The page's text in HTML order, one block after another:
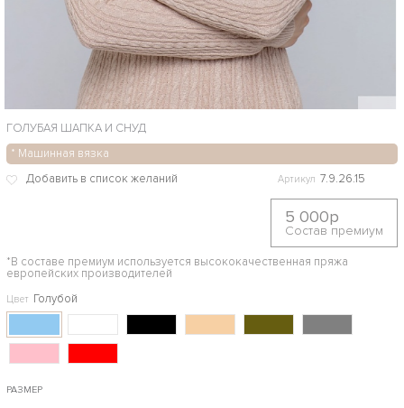
ГОЛУБАЯ ШАПКА И СНУД
* Машинная вязка
Артикул 7.9.26.15
5 000р
Состав премиум
*В составе премиум используется высококачественная пряжа
европейских производителей
Цвет Голубой
РАЗМЕР